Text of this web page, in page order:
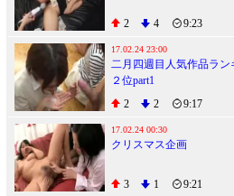
2 4 9:23
17.02.24 23:00
二月四週目人気作品ラン
２位part1
2
2 9:17
17.02.24 00:30
クリスマス企画
3 1 9:21